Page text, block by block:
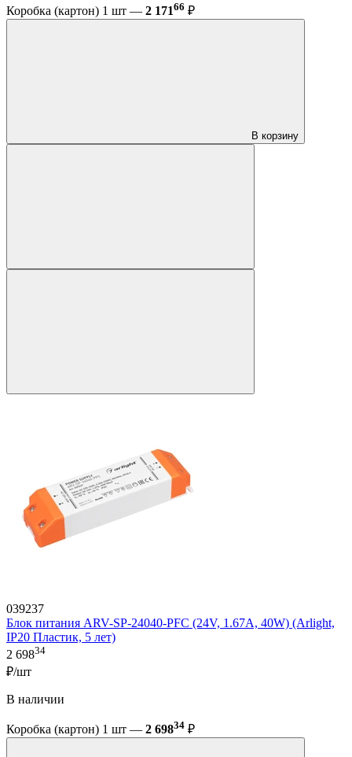
Коробка (картон) 1 шт — 2 17166 ₽
В корзину
039237
Блок питания ARV-SP-24040-PFC (24V, 1.67A, 40W) (Arlight,
IP20 Пластик, 5 лет)
2 69834
₽/шт
В наличии
Коробка (картон) 1 шт — 2 69834 ₽